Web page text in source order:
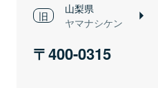
山梨県
ヤマナシケン
400-0315